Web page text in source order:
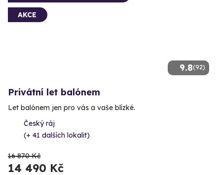
9.8(92)
AKCE
Privátní let balónem
Let balónem jen pro vás a vaše blízké.
Český ráj
(+ 41 dalších lokalit)
16 870 Kč
14 490 Kč